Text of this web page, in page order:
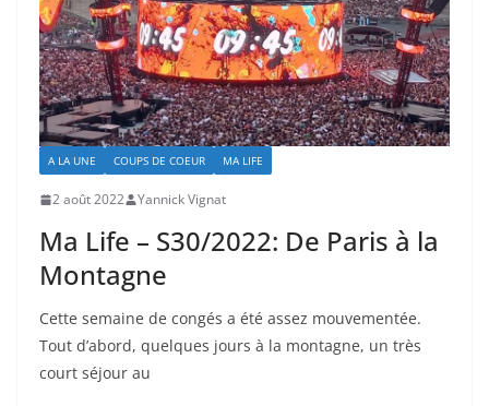
A LA UNE COUPS DE COEUR MA LIFE
2 août 2022 Yannick Vignat
Ma Life – S30/2022: De Paris à la
Montagne
Cette semaine de congés a été assez mouvementée.
Tout d’abord, quelques jours à la montagne, un très
court séjour au